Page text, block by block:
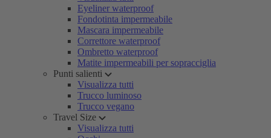
Eyeliner waterproof
Fondotinta impermeabile
Mascara impermeabile
Correttore waterproof
Ombretto waterproof
Matite impermeabili per sopracciglia
Punti salienti
Visualizza tutti
Trucco luminoso
Trucco vegano
Travel Size
Visualizza tutti